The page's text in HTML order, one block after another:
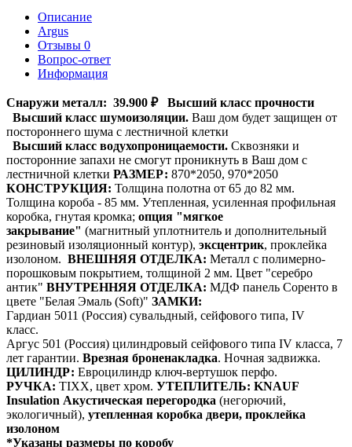
Описание
Argus
Отзывы 0
Вопрос-ответ
Информация
Снаружи металл: 39.900 ₽
Высший класс прочности
Высший класс шумоизоляции. Ваш дом будет защищен от
постороннего шума с лестничной клетки
Высший класс водухопроницаемости. Сквозняки и
посторонние запахи не смогут проникнуть в Ваш дом с
лестничной клетки РАЗМЕР: 870*2050, 970*2050
КОНСТРУКЦИЯ: Толщина полотна от 65 до 82 мм.
Толщина короба - 85 мм. Утепленная, усиленная профильная
коробка, гнутая кромка; опция "мягкое
закрывание" (магнитный уплотнитель и дополнительный
резиновый изоляционный контур), эксцентрик, проклейка
изолоном. ВНЕШНЯЯ ОТДЕЛКА: Металл с полимерно-
порошковым покрытием, толщиной 2 мм. Цвет "серебро
антик" ВНУТРЕННЯЯ ОТДЕЛКА: МДФ панель Соренто в
цвете "Белая Эмаль (Soft)" ЗАМКИ:
Гардиан 5011 (Россия) сувальдный, сейфового типа, IV
класс.
Аргус 501 (Россия) цилиндровый сейфового типа IV класса, 7
лет гарантии. Врезная броненакладка. Ночная задвижка.
ЦИЛИНДР: Евроцилиндр ключ-вертушок перфо.
РУЧКА: TIXX, цвет хром. УТЕПЛИТЕЛЬ: KNAUF
Insulation Акустическая перегородка (негорючий,
экологичный), утепленная коробка двери, проклейка
изолоном
*Указаны размеры по коробу